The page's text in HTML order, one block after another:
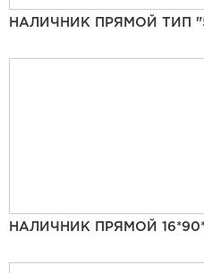
НАЛИЧНИК ПРЯМОЙ ТИП
НАЛИЧНИК ПРЯМОЙ